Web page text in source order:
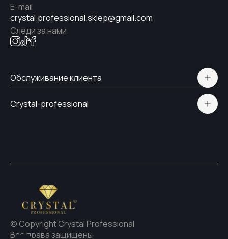
crystal.professional.sklep@gmail.com
E-mail
Следи за нами
Обслуживание клиента
Доставка и оплата
Crystal-professional
© Copyright Crystal Professional
Все права защищены